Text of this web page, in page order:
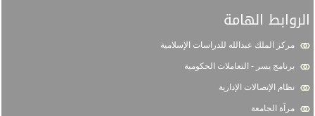
الروابط الهامة
مركز الملك عبدالله للدراسات الإسلامية
برنامج يسر - التعاملات الحكومية
نظام الإتصالات الإدارية
مرآة الجامعة